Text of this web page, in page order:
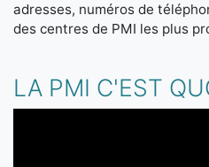
adresses, numéros de
des centres de PMI les plus
LA PMI C'EST